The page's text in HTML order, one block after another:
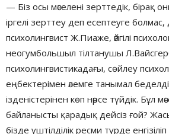
— Біз осы мәселені зерттедік, бірақ
іргелі зерттеу деп есептеуге
психолингвист Ж.Пиаже, әйгілі
неогумбольшыл тілтанушы
психолингвистикадағы, сөйлеу
еңбектерімен әлемге танымал
ізденістерінен көп нәрсе түйдік. Бұл
байланысты қарадық дейсіз ғой?
бізде үштілділік ресми түрде